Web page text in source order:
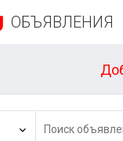
ОБЪЯВЛЕНИЯ